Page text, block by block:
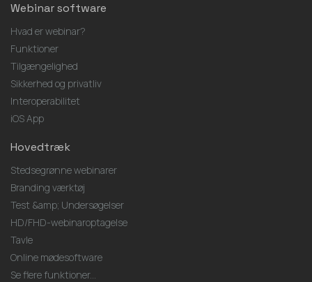
Webinar software
Hvad er webinar?
Funktioner
Tilgængelighed
Sikkerhed og privatliv
Interoperabilitet
iOS App
Hovedtræk
Stedsegrønne webinarer
Branding værktøj
Test &amp; Undersøgelser
HD/FHD-webinaroptagelse
Tavle
Online mødesoftware
Se flere funktioner...